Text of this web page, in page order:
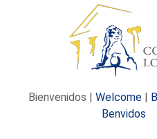
Bienvenidos | Welcome |
Benvidos